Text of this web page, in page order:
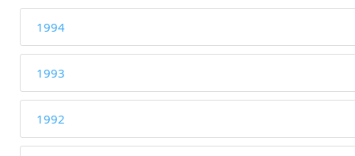
1994
1993
1992